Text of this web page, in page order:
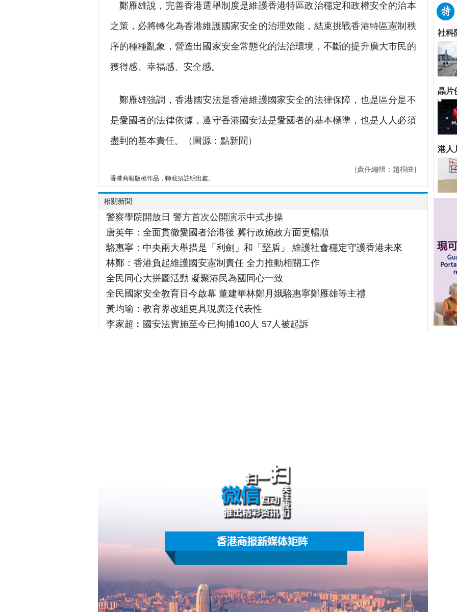
鄭雁雄說，完善香港選舉制度是維護香港特區政治穩定和政權安全的治本
之策，必將轉化為香港維護國家安全的治理效能，結束挑戰香港特區憲制秩
序的種種亂象，營造出國家安全常態化的法治環境，不斷的提升廣大市民的
獲得感、幸福感、安全感。
鄭雁雄強調，香港國安法是香港維護國家安全的法律保障，也是區分是不
是愛國者的法律依據，遵守香港國安法是愛國者的基本標準，也是人人必須
盡到的基本責任。（圖源：點新聞）
[責任編輯：趙桐曲]
香港商報版權作品，轉載須註明出處。
相關新聞
警察學院開放日 警方首次公開演示中式步操
唐英年：全面貫徹愛國者治港後 冀行政施政方面更暢順
駱惠寧：中央兩大舉措是「利劍」和「堅盾」 維護社會穩定守護香港未來
林鄭：香港負起維護國安憲制責任 全力推動相關工作
全民同心大拼圖活動 凝聚港民為國同心一致
全民國家安全教育日今啟幕 董建華林鄭月娥駱惠寧鄭雁雄等主禮
黃均瑜：教育界改組更具現廣泛代表性
李家超︰國安法實施至今已拘捕100人 57人被起訴